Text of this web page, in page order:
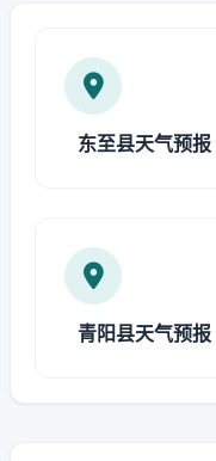
东至县天气预报
青阳县天气预报